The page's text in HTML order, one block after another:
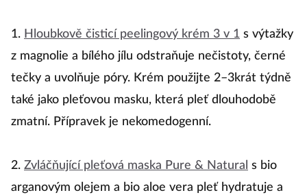
1. Hloubkově čisticí peelingový krém 3 v 1 s výtažky
z magnolie a bílého jílu odstraňuje nečistoty, černé
tečky a uvolňuje póry. Krém použijte 2–3krát týdně
také jako pleťovou masku, která pleť dlouhodobě
zmatní. Přípravek je nekomedogenní.
2. Zvláčňující pleťová maska Pure & Natural s bio
arganovým olejem a bio aloe vera pleť hydratuje a